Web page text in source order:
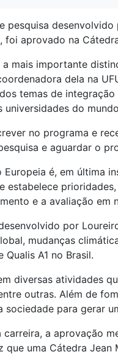
pesquisa
foi aprovado na
a mais importante
dela na
temas de
universidades do
no programa e
e aguardar o
Europeia é, em última
estabelece
e a avaliação em
por
mudanças
A1 no Brasil.
diversas atividades
outras. Além de
sociedade para gerar
carreira, a aprovação
que uma Cátedra Jean